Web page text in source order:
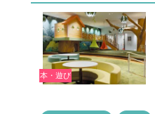
本・遊び